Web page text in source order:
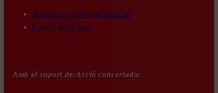
Avís legal i política de privacitat
Política de cookies
Amb el suport de:Acció concertada: